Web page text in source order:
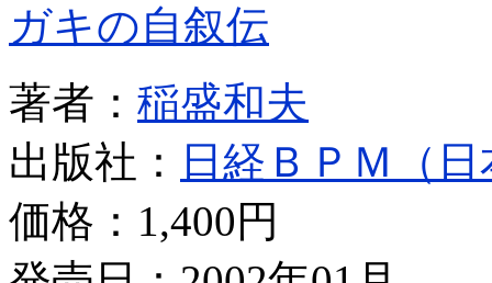
ガキの自叙伝
著者： 稲盛和夫
出版社：
日経ＢＰＭ（
価格： 1,400円